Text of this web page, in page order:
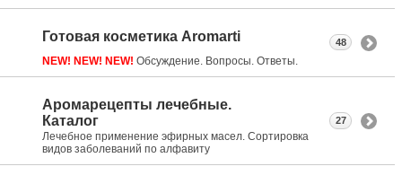
Готовая косметика Aromarti
NEW! NEW! NEW! Обсуждение. Вопросы. Ответы.
48
Аромарецепты лечебные.
Каталог
Лечебное применение эфирных масел. Сортировка
видов заболеваний по алфавиту
27